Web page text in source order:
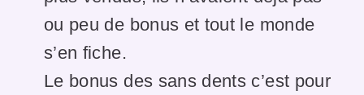
ou peu de bonus et tout le monde
s’en fiche.
Le bonus des sans dents c’est pour